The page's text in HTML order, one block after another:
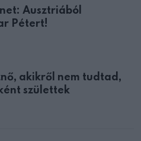
Ausztriából
Pétert!
akikről nem tudtad,
születtek